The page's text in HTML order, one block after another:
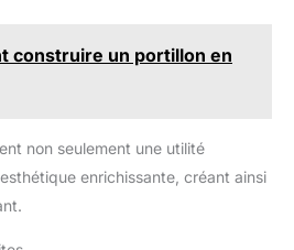
construire un portillon en
non seulement une utilité
enrichissante, créant ainsi